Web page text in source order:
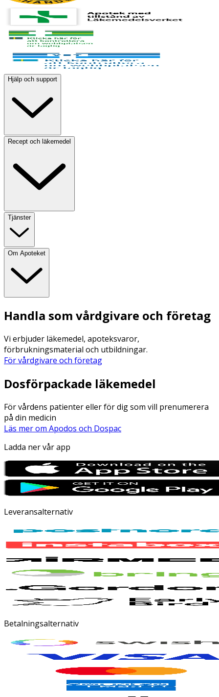
Hjälp och support
Recept och läkemedel
Tjänster
Om Apoteket
Handla som vårdgivare och företag
Vi erbjuder läkemedel, apoteksvaror,
förbrukningsmaterial och utbildningar.
För vårdgivare och företag
Dosförpackade läkemedel
För vårdens patienter eller för dig som vill prenumerera
på din medicin
Läs mer om Apodos och Dospac
Ladda ner vår app
Leveransalternativ
Betalningsalternativ